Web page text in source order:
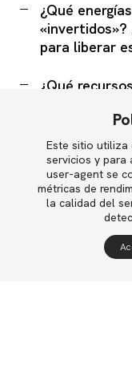
English
Política de
Política de cookies
¿Qué
«invertidos»?
para liberar
¿Qué
¿Dónde los
podrían
términos de
Así que,
puertas del
nuestra lista de
Este sitio utiliza
servicios y para
user-agent se
métricas de
la calidad del